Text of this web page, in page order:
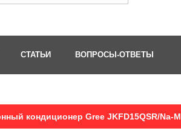
СТАТЬИ ВОПРОСЫ-ОТВЕТЫ
кондиционер Gree JKFD15QSR/Na-M